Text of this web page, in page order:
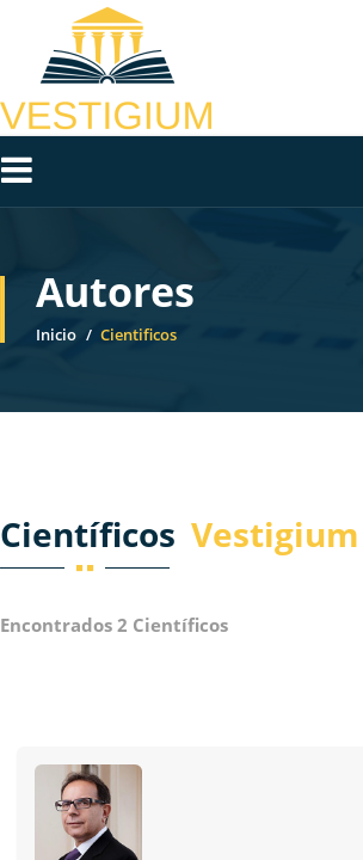
Autores
Inicio Cientificos
Científicos Vestigium
Encontrados 2 Científicos